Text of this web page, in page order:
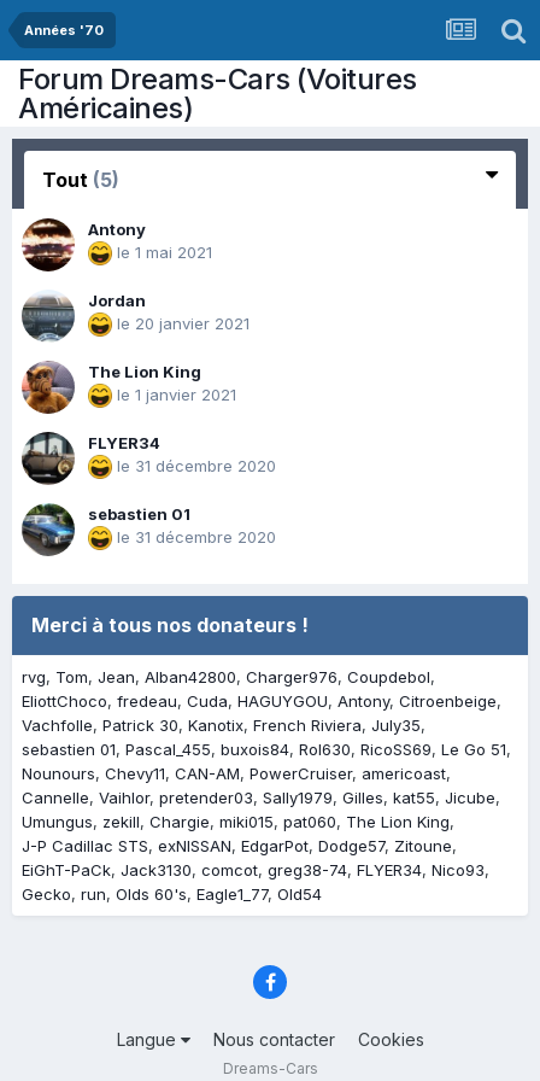
Années '70
Forum Dreams-Cars (Voitures
Américaines)
Tout (5)
Antony
le 1 mai 2021
Jordan
le 20 janvier 2021
The Lion King
le 1 janvier 2021
FLYER34
le 31 décembre 2020
sebastien 01
le 31 décembre 2020
Merci à tous nos donateurs !
rvg Tom Jean Alban42800 Charger976 Coupdebol
EliottChoco fredeau Cuda HAGUYGOU Antony Citroenbeige
Vachfolle Patrick 30 Kanotix French Riviera July35
sebastien 01 Pascal_455 buxois84 Rol630 RicoSS69 Le Go 51
Nounours Chevy11 CAN-AM PowerCruiser americoast
Cannelle Vaihlor pretender03 Sally1979 Gilles kat55 Jicube
Umungus
zekill Chargie miki015 pat060
The Lion King
J-P Cadillac STS exNISSAN EdgarPot Dodge57 Zitoune
EiGhT-PaCk Jack3130 comcot greg38-74 FLYER34 Nico93
Gecko run Olds 60's Eagle1_77 Old54
Langue Nous contacter Cookies
Dreams-Cars